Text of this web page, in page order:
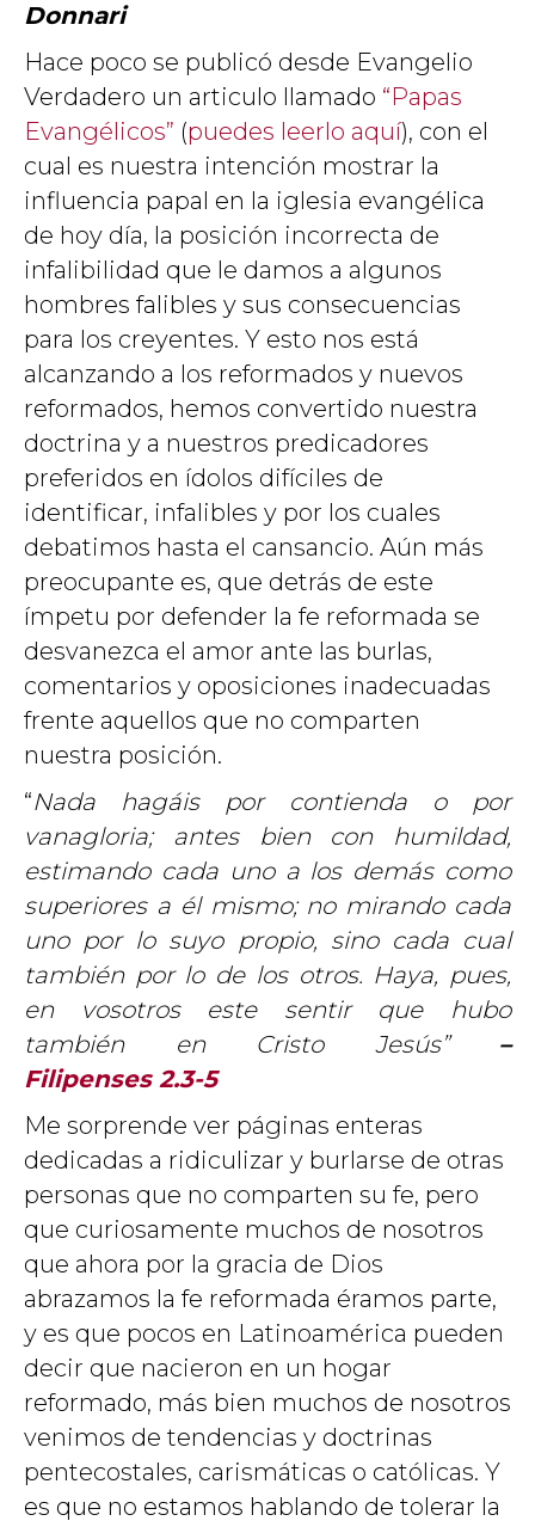
Donnari
Hace poco se publicó desde Evangelio
Verdadero un articulo llamado “Papas
Evangélicos” (puedes leerlo aquí), con el
cual es nuestra intención mostrar la
influencia papal en la iglesia evangélica
de hoy día, la posición incorrecta de
infalibilidad que le damos a algunos
hombres falibles y sus consecuencias
para los creyentes. Y esto nos está
alcanzando a los reformados y nuevos
reformados, hemos convertido nuestra
doctrina y a nuestros predicadores
preferidos en ídolos difíciles de
identificar, infalibles y por los cuales
debatimos hasta el cansancio. Aún más
preocupante es, que detrás de este
ímpetu por defender la fe reformada se
desvanezca el amor ante las burlas,
comentarios y oposiciones inadecuadas
frente aquellos que no comparten
nuestra posición.
“Nada hagáis por contienda o por
vanagloria; antes bien con humildad,
estimando cada uno a los demás como
superiores a él mismo; no mirando cada
uno por lo suyo propio, sino cada cual
también por lo de los otros. Haya, pues,
en vosotros este sentir que hubo
también en Cristo Jesús” –
Filipenses 2.3-5
Me sorprende ver páginas enteras
dedicadas a ridiculizar y burlarse de otras
personas que no comparten su fe, pero
que curiosamente muchos de nosotros
que ahora por la gracia de Dios
abrazamos la fe reformada éramos parte,
y es que pocos en Latinoamérica pueden
decir que nacieron en un hogar
reformado, más bien muchos de nosotros
venimos de tendencias y doctrinas
pentecostales, carismáticas o católicas. Y
es que no estamos hablando de tolerar la